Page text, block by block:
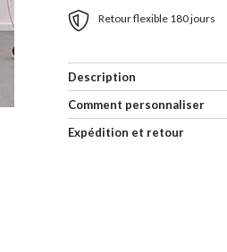
Retour flexible 180 jours
Description
Comment personnaliser
Expédition et retour